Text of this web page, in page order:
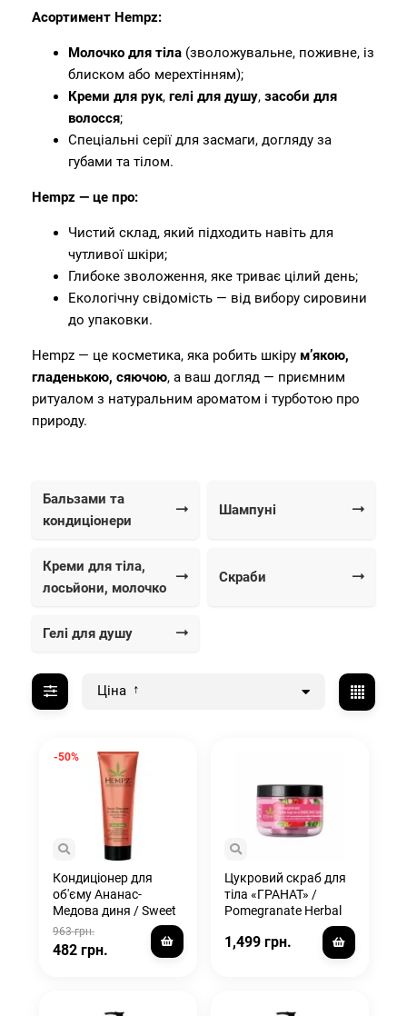
Асортимент Hempz:
Молочко для тіла (зволожувальне, поживне, із
блиском або мерехтінням);
Креми для рук, гелі для душу, засоби для
волосся;
Спеціальні серії для засмаги, догляду за
губами та тілом.
Hempz — це про:
Чистий склад, який підходить навіть для
чутливої шкіри;
Глибоке зволоження, яке триває цілий день;
Екологічну свідомість — від вибору сировини
до упаковки.
Hempz — це косметика, яка робить шкіру м’якою,
гладенькою, сяючою, а ваш догляд — приємним
ритуалом з натуральним ароматом і турботою про
природу.
Бальзами та
кондиціонери
Шампуні
Креми для тіла,
лосьйони, молочко
Скраби
Гелі для душу
Ціна
-50%
Кондиціонер для
об'єму Ананас-
Медова диня / Sweet
Pineapple & Honey
Melon
963 грн.
482 грн.
Цукровий скраб для
тіла «ГРАНАТ» /
Pomegranate Herbal
1,499 грн.